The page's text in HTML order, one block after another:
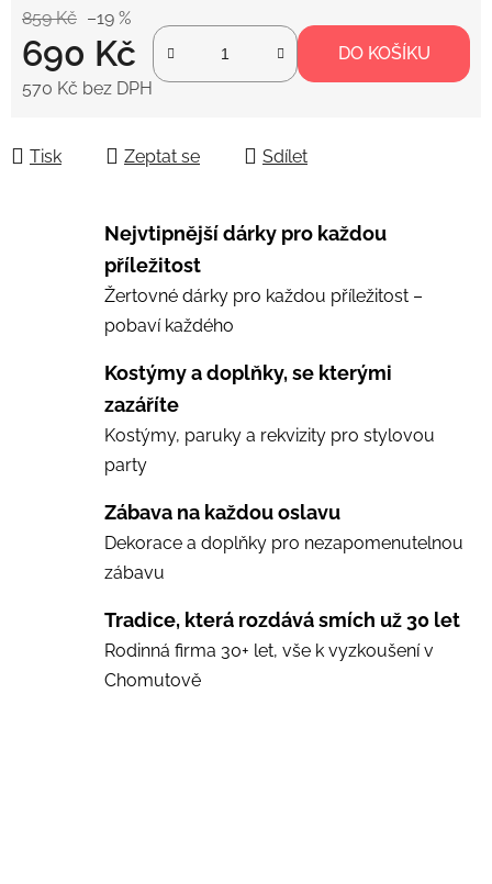
859 Kč –19 %
690 Kč
570 Kč bez DPH
DO KOŠÍKU
Tisk Zeptat se Sdílet
Nejvtipnější dárky pro každou
příležitost
Žertovné dárky pro každou příležitost –
pobaví každého
Kostýmy a doplňky, se kterými
zazáříte
Kostýmy, paruky a rekvizity pro stylovou
party
Zábava na každou oslavu
Dekorace a doplňky pro nezapomenutelnou
zábavu
Tradice, která rozdává smích už 30 let
Rodinná firma 30+ let, vše k vyzkoušení v
Chomutově